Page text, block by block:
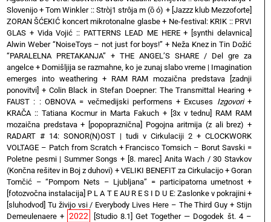
Slovenijo +Tom Winkler :: Stròj1 strôja m (ȍ ó) + [Jazzz klub Mezzoforte]
ZORAN ŠĆEKIĆ koncert mikrotonalne glasbe+ Ne-festival: KRIK :: PRVI
GLAS + Vida Vojić :: PATTERNS LEAD ME HERE+ [synthi delavnica]
Alwin Weber “NoiseToys – not just for boys!” + Neža Knez in Tin Dožić
“PARALELNA PRETAKANJA” + THE ANGEL’S SHARE / Del gre za
angelce + Domišljija se razmahne, ko je zunaj slabo vreme | Imagination
emerges into weathering+ RAM RAM mozaična predstava [zadnji
ponovitvi] + Colin Black in Stefan Doepner: The Transmittal Hearing +
FAUST : : OBNOVA = večmedijski performens + Excuses Izgovori+
KRAČA :: Tatiana Kocmur in Marta Fakuch + [3x v tednu] RAM RAM
mozaična predstava+ [popopraznična] Pogojna aritmija (z ali brez) +
RADART # 14: SONOR(N)OST | tudi v Cirkulaciji 2 + CLOCKWORK
VOLTAGE – Patch from Scratch+ Francisco Tomsich – Borut Savski =
Poletne pesmi | Summer Songs + [8. marec] Anita Wach / 30 Stavkov
(Končna rešitev in Boj z duhovi) + VELIKI BENEFIT za Cirkulacijo + Goran
Tomčić – “Pompom Nets – Ljubljana” = participatorna umetnost +
[fotozvočna instalacija] P L A T E AU R E S I D U E: Zaslonke v pokrajini+
[sluhodvod] Tu živijo vsi / Everybody Lives Here – The Third Guy + Stijn
Demeulenaere + 2022
[Studio 8.1] Get Together — Dogodek št. 4 –